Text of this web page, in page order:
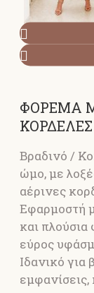
ΦΟΡΕΜΑ
ΚΟΡΔΕΛΕΣ
Βραδινό /
ώμο, με
αέρινες
Εφαρμοστή
και
εύρος
Ιδανικό για